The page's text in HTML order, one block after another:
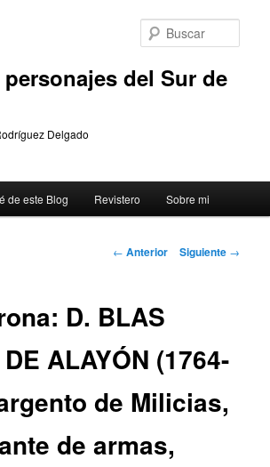
del Sur de
Delgado
de este Blog Revistero Sobre mi
Navegación
← Anterior Siguiente →
D. BLAS
ALAYÓN (1764-
de Milicias,
de armas,